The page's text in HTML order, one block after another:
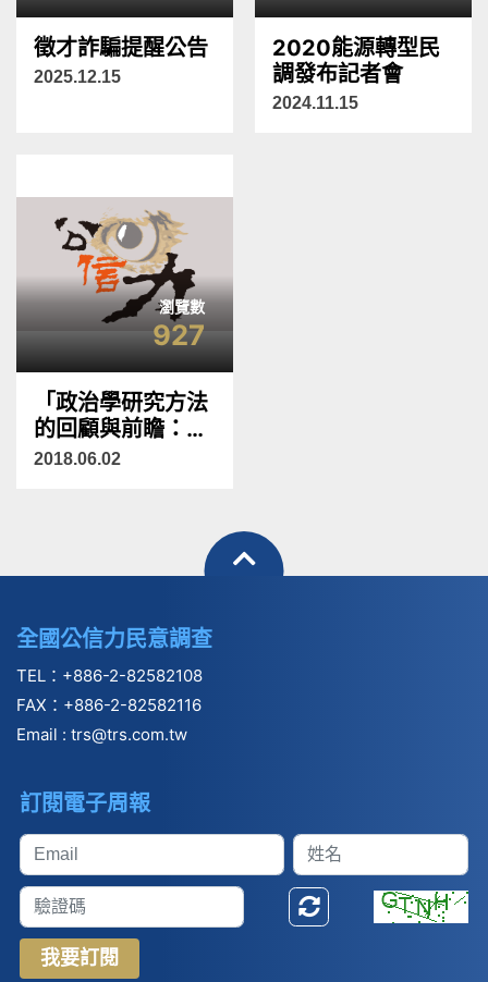
徵才詐騙提醒公告
2025.12.15
2020能源轉型民
調發布記者會
2024.11.15
瀏覽數
927
「政治學研究方法
的回顧與前瞻：科
技發展與科際整
2018.06.02
全國公信力民意調查
TEL：+886-2-82582108
FAX：+886-2-82582116
Email : trs@trs.com.tw
訂閱電子周報
我要訂閱